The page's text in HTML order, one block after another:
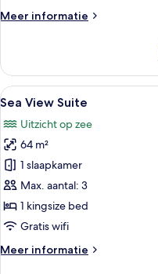
Meer informatie
Meer
Beach
Front
Pool
Alle
foto's
voor
Sea
View
Suite
laden
5
Sea View Suite
Uitzicht op zee
64 m²
1 slaapkamer
Max. aantal: 3
1 kingsize bed
Gratis wifi
Meer informatie
Meer